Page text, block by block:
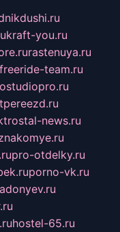
kraft-you.ru
rastenuya.ru
freeride-team.ru
news.ru
pro-otdelky.ru
porno-vk.ru
adonyev.ru
hostel-65.ru